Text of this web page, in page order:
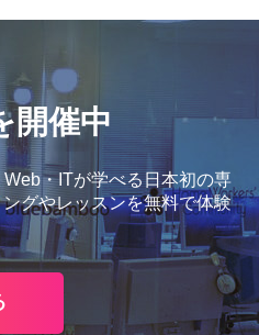
開催中
・ITが学べる日本初の専
グやレッスンを無料で体験